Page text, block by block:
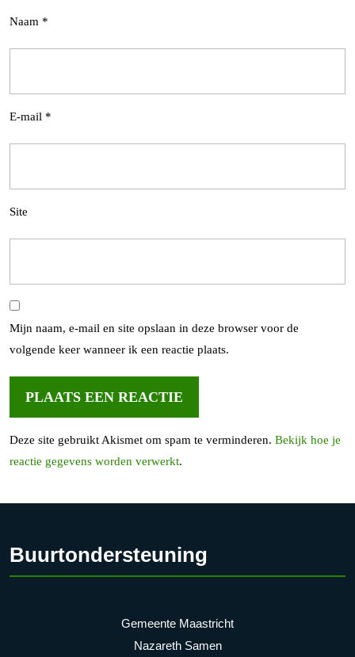
Naam *
E-mail *
Site
Mijn naam, e-mail en site opslaan in deze browser voor de
volgende keer wanneer ik een reactie plaats.
Deze site gebruikt Akismet om spam te verminderen. Bekijk hoe je
reactie gegevens worden verwerkt.
Buurtondersteuning
Gemeente Maastricht
Nazareth Samen